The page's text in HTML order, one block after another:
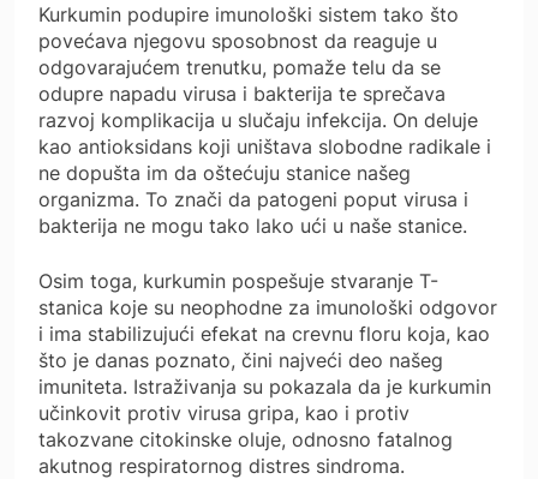
Kurkumin podupire imunološki sistem tako što
povećava njegovu sposobnost da reaguje u
odgovarajućem trenutku, pomaže telu da se
odupre napadu virusa i bakterija te sprečava
razvoj komplikacija u slučaju infekcija. On deluje
kao antioksidans koji uništava slobodne radikale i
ne dopušta im da oštećuju stanice našeg
organizma. To znači da patogeni poput virusa i
bakterija ne mogu tako lako ući u naše stanice.
Osim toga, kurkumin pospešuje stvaranje T-
stanica koje su neophodne za imunološki odgovor
i ima stabilizujući efekat na crevnu floru koja, kao
što je danas poznato, čini najveći deo našeg
imuniteta. Istraživanja su pokazala da je kurkumin
učinkovit protiv virusa gripa, kao i protiv
takozvane citokinske oluje, odnosno fatalnog
akutnog respiratornog distres sindroma.